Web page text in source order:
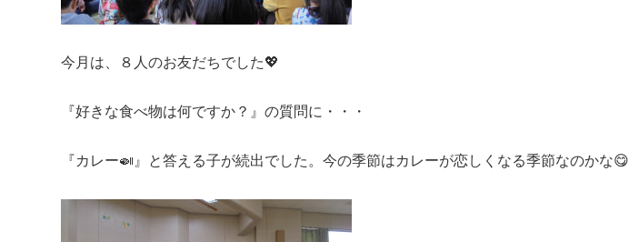
今月は、８人のお友だちでした💖
『好きな食べ物は何ですか？』の質問に・・・
『カレー🍛』と答える子が続出でした。今の季節はカレーが恋しくなる季節なのかな😋